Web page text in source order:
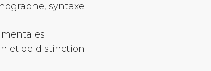
syntaxe
et de distinction